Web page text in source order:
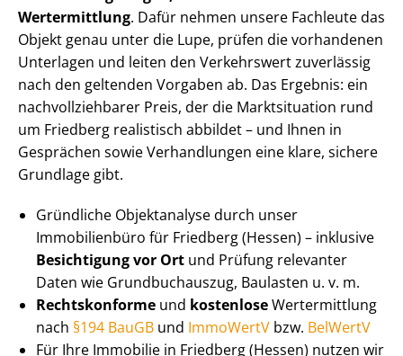
Wertermittlung. Dafür nehmen unsere Fachleute das
Objekt genau unter die Lupe, prüfen die vorhandenen
Unterlagen und leiten den Verkehrswert zuverlässig
nach den geltenden Vorgaben ab. Das Ergebnis: ein
nach­voll­zieh­ba­rer Preis, der die Marktsituation rund
um Friedberg realistisch abbildet – und Ihnen in
Gesprächen sowie Verhandlungen eine klare, sichere
Grundlage gibt.
Gründliche Objektanalyse durch unser
Immobilienbüro für Friedberg (Hessen) – inklusive
Besichtigung vor Ort und Prüfung relevanter
Daten wie Grundbuchauszug, Baulasten u. v. m.
Rechtskonforme und kostenloseWertermittlung
nach §194 BauGB und ImmoWertV bzw. BelWertV
Für Ihre Immobilie in Friedberg (Hessen) nutzen wir